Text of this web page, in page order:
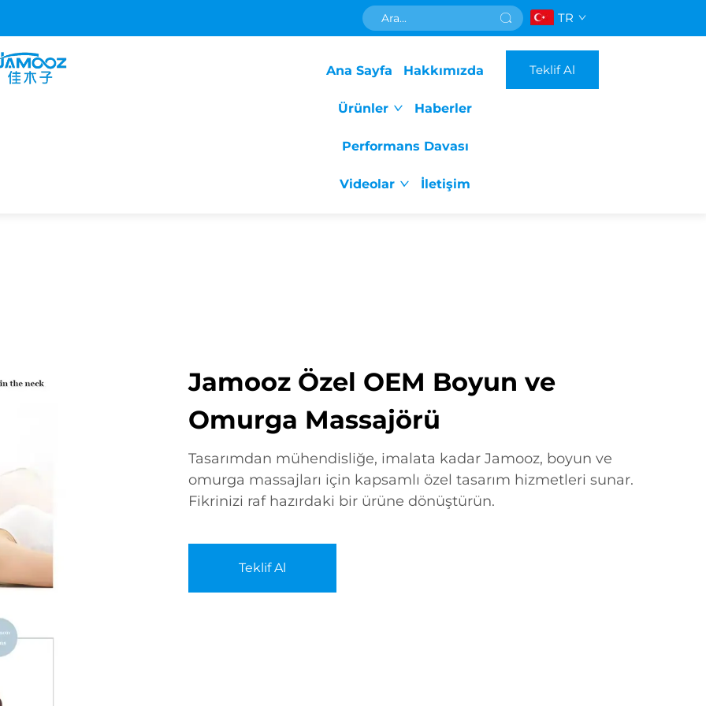
TR
Ana Sayfa Hakkımızda
Ürünler Haberler
Performans Davası
Videolar İletişim
Teklif Al
Jamooz Özel OEM Boyun ve
Omurga Massajörü
Tasarımdan mühendisliğe, imalata kadar Jamooz, boyun ve
omurga massajları için kapsamlı özel tasarım hizmetleri sunar.
Fikrinizi raf hazırdaki bir ürüne dönüştürün.
Teklif Al